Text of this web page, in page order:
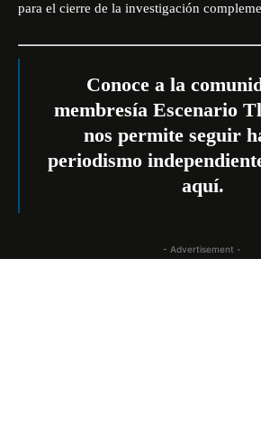
para el cierre de la investigación
Conoce a la
membresía Escenario
nos permite seguir
periodismo
aquí.
- Advertisement -